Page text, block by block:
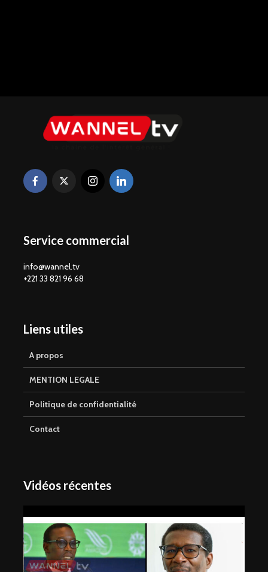
Service commercial
info@wannel.tv
+221 33 821 96 68
Liens utiles
A propos
MENTION LEGALE
Politique de confidentialité
Contact
Vidéos récentes